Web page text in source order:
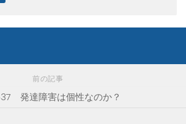
前の記事
発達障害は個性なのか？